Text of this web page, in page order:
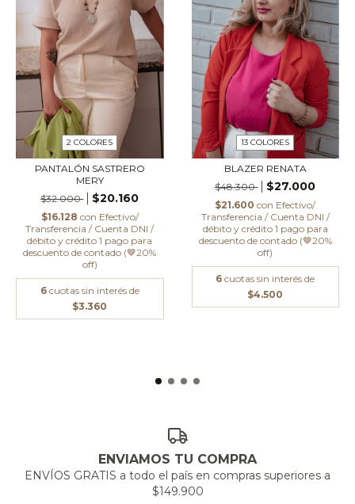
2 COLORES
PANTALÓN SASTRERO
MERY
$32.000
$20.160
$16.128 con Efectivo/
Transferencia / Cuenta DNI /
débito y crédito 1 pago para
descuento de contado (🤎20%
off)
6 cuotas sin interés de
$3.360
13 COLORES
BLAZER RENATA
$48.300
$27.000
$21.600con Efectivo/
Transferencia / Cuenta DNI /
débito y crédito 1 pago para
descuento de contado (🤎20%
off)
6 cuotas sin interés de
$4.500
ENVIAMOS TU COMPRA
ENVÍOS GRATIS a todo el país en compras superiores a
$149.900